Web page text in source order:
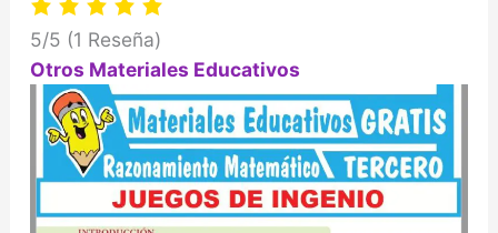
5/5 (1 Reseña)
Otros Materiales Educativos